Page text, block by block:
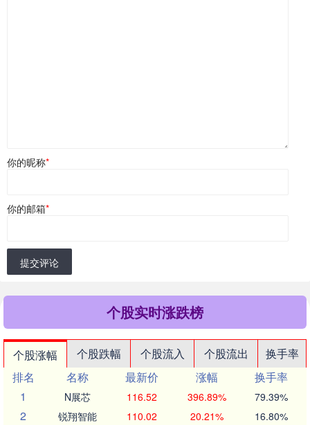
你的昵称*
你的邮箱*
提交评论
个股实时涨跌榜
个股涨幅 个股跌幅 个股流入 个股流出
换手率
排名
名称 最新价 涨幅
换手率
1
N展芯 116.52 396.89% 79.39%
2 锐翔智能 110.02 20.21% 16.80%